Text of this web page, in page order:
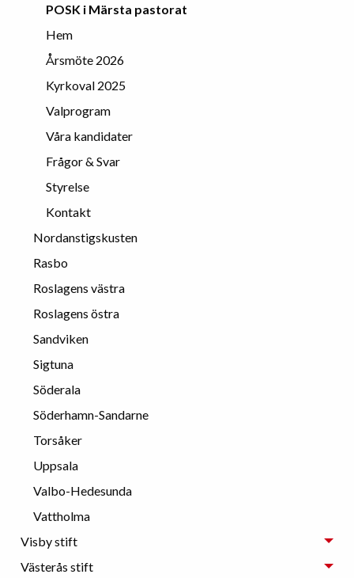
POSK i Märsta pastorat
Hem
Årsmöte 2026
Kyrkoval 2025
Valprogram
Våra kandidater
Frågor & Svar
Styrelse
Kontakt
Nordanstigskusten
Rasbo
Roslagens västra
Roslagens östra
Sandviken
Sigtuna
Söderala
Söderhamn-Sandarne
Torsåker
Uppsala
Valbo-Hedesunda
Vattholma
Visby stift
Västerås stift